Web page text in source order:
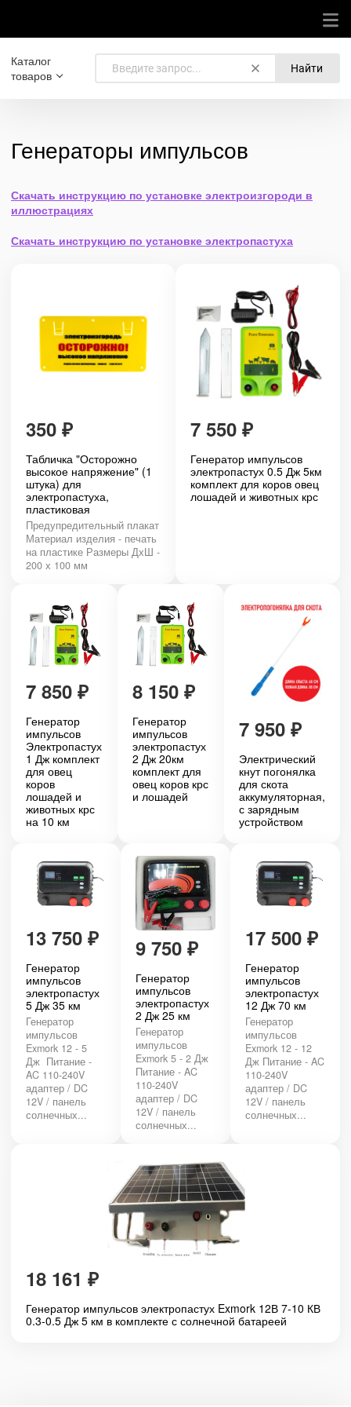
Каталог
товаров
Найти
Генераторы импульсов
Скачать инструкцию по установке электроизгороди в
иллюстрациях
Скачать инструкцию по установке электропастуха
350 ₽
Табличка "Осторожно
высокое напряжение" (1
штука) для
электропастуха,
пластиковая
Предупредительный плакат
Материал изделия - печать
на пластике Размеры ДхШ -
200 х 100 мм
7 550 ₽
Генератор импульсов
электропастух 0.5 Дж 5км
комплект для коров овец
лошадей и животных крс
7 850 ₽
Генератор
импульсов
Электропастух
1 Дж комплект
для овец
коров
лошадей и
животных крс
на 10 км
8 150 ₽
Генератор
импульсов
электропастух
2 Дж 20км
комплект для
овец коров крс
и лошадей
7 950 ₽
Электрический
кнут погонялка
для скота
аккумуляторная,
с зарядным
устройством
13 750 ₽
Генератор
импульсов
электропастух
5 Дж 35 км
Генератор
импульсов
Exmork 12 - 5
Дж Питание -
AC 110-240V
адаптер / DC
12V / панель
солнечных...
9 750 ₽
Генератор
импульсов
электропастух
2 Дж 25 км
Генератор
импульсов
Exmork 5 - 2 Дж
Питание - AC
110-240V
адаптер / DC
12V / панель
солнечных...
17 500 ₽
Генератор
импульсов
электропастух
12 Дж 70 км
Генератор
импульсов
Exmork 12 - 12
Дж Питание - AC
110-240V
адаптер / DC
12V / панель
солнечных...
18 161 ₽
Генератор импульсов электропастух Exmork 12В 7-10 КВ
0.3-0.5 Дж 5 км в комплекте с солнечной батареей